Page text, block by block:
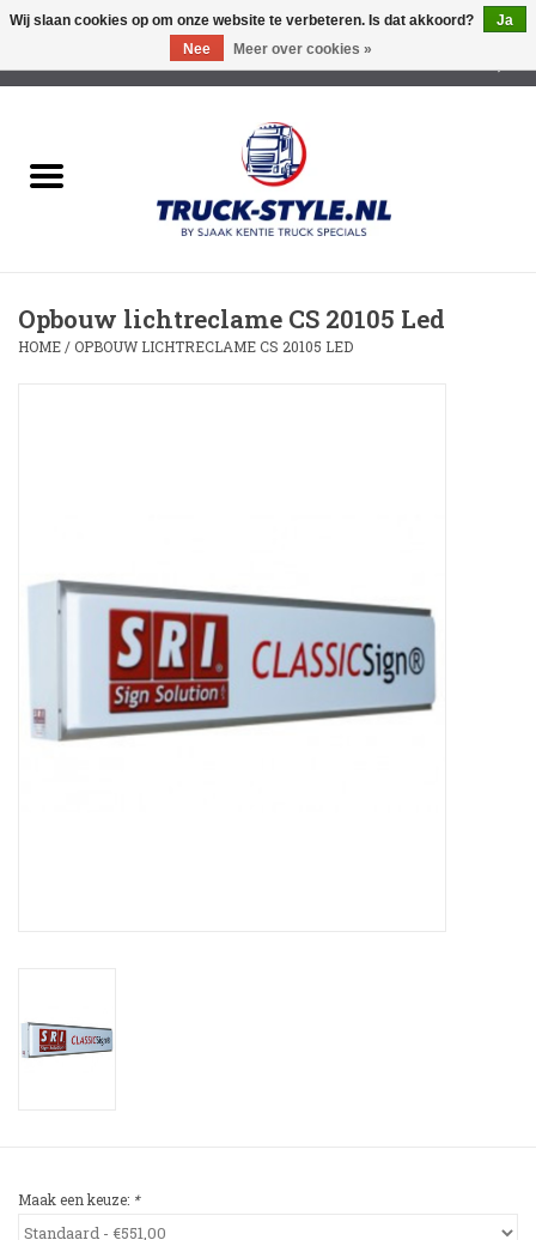
Lichtreclame Led
Led Triple Sign
Booskijkers
Bumper Spoilers
Stoel Verlagen
toebehoren
Opbouw lichtreclame CS 20105 Led
HOME /OPBOUW LICHTRECLAME CS 20105 LED
Maak een keuze: *
Wij slaan cookies op om onze website te verbeteren. Is dat akkoord?
Ja
Nee
Meer over cookies »